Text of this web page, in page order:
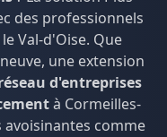
qualifiés près de
planifiiez une
ou un projet
à Cormeilles-
comme